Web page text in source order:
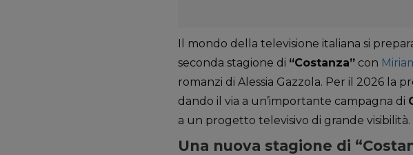
Il mondo della televisione italiana si
seconda stagione di “Costanza”con
romanzi di Alessia Gazzola. Per il 2026 la
dando il via a un’importante campagna di
a un progetto televisivo di grande visibilità.
Una nuova stagione di